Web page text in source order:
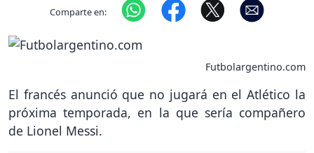
Comparte en:
Futbolargentino.com
El francés anunció que no jugará en el Atlético la
próxima temporada, en la que sería compañero
de Lionel Messi.